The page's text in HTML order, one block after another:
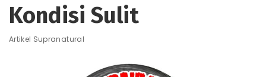
Kondisi Sulit
Artikel Supranatural